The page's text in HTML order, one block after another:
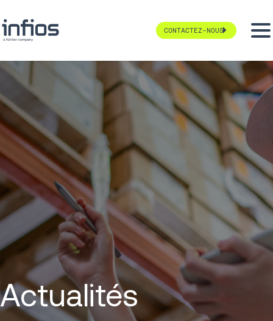
CONTACTEZ-NOUS
Actualités